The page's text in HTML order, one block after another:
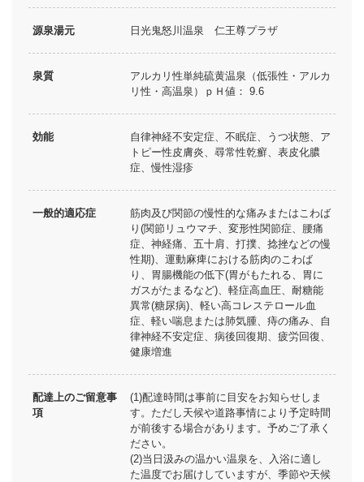
源泉湯元 日光鬼怒川温泉 仁王尊プラザ
泉質
アルカリ性単純硫黄温泉（低張性・アルカ
リ性・高温泉）ｐＨ値： 9.6
効能
自律神経不安定症、不眠症、うつ状態、ア
トピー性皮膚炎、尋常性乾癬、表皮化膿
症、慢性湿疹
一般的適応症
筋肉及び関節の慢性的な痛みまたはこわば
り(関節リュウマチ、変形性関節症、腰痛
症、神経痛、五十肩、打撲、捻挫などの慢
性期)、運動麻痺における筋肉のこわば
り、胃腸機能の低下(胃がもたれる、胃に
ガスがたまるなど)、軽症高血圧、耐糖能
異常(糖尿病)、軽い高コレステロール血
症、軽い喘息または肺気腫、痔の痛み、自
律神経不安定症、病後回復期、疲労回復、
健康増進
配達上のご留意事
項
(1)配達時間は事前に目安をお知らせしま
す。ただし天候や道路事情により予定時間
が前後する場合があります。予めご了承く
ださい。
(2)当日汲みの温かい温泉を、入浴に適し
た温度でお届けしていますが、季節や天候